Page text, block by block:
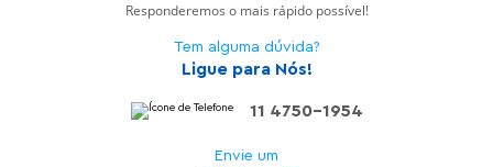
Responderemos o mais rápido possível!
Tem alguma dúvida?
Ligue para Nós!
11 4750-1954
Envie um